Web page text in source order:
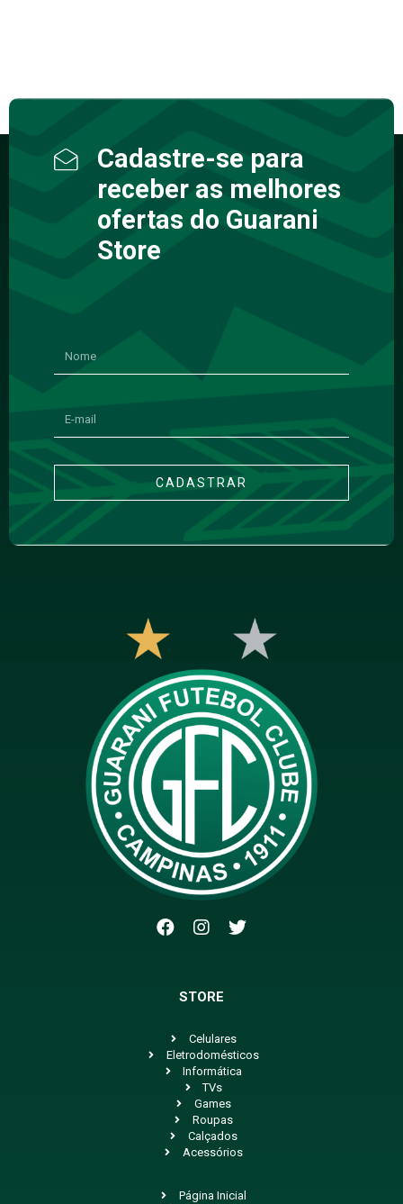
Cadastre-se para
receber as melhores
ofertas do Guarani
Store
CADASTRAR
STORE
Celulares
Eletrodomésticos
Informática
TVs
Games
Roupas
Calçados
Acessórios
Página Inicial